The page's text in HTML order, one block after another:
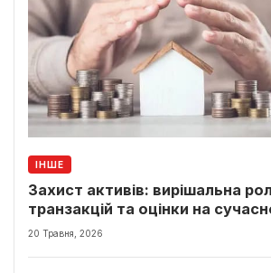
ІНШЕ
Захист активів: вирішальна
транзакцій та оцінки на
20 Травня, 2026